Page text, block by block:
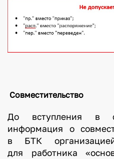
Совместительство
До вступления в
информация о
в БТК
для работника